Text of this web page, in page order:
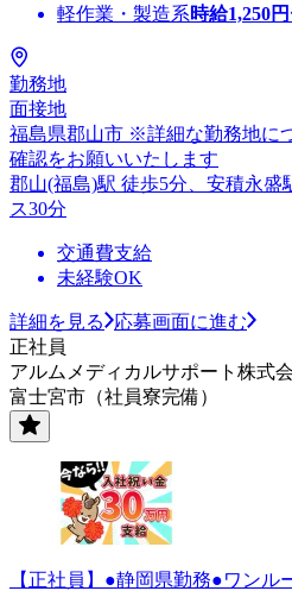
軽作業・製造系時給1,250
勤務地
面接地
福島県郡山市 ※詳細な勤務地に
確認をお願いいたします
郡山(福島)駅 徒歩5分、安積永盛
ス30分
交通費支給
未経験OK
詳細を見る
応募画面に進む
正社員
アルムメディカルサポート株式
富士宮市（社員寮完備）
【正社員】●静岡県勤務●ワン